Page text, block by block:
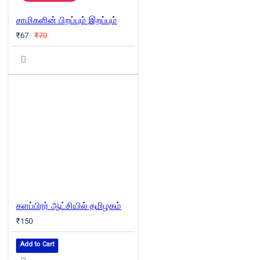
சாமிகளின் பிறப்பும் இறப்பும்
₹67 ₹70
களப்பிரர் ஆட்சியில் தமிழகம்
₹150
Add to Cart